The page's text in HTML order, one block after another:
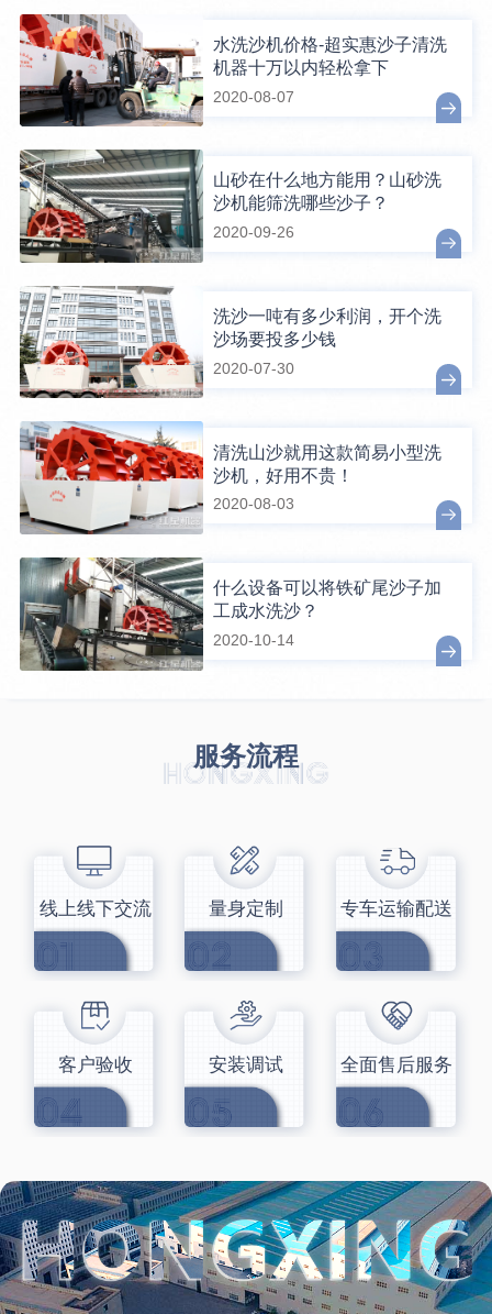
水洗沙机价格-超实惠沙子清洗
机器十万以内轻松拿下
2020-08-07
山砂在什么地方能用？山砂洗
沙机能筛洗哪些沙子？
2020-09-26
洗沙一吨有多少利润，开个洗
沙场要投多少钱
2020-07-30
清洗山沙就用这款简易小型洗
沙机，好用不贵！
2020-08-03
什么设备可以将铁矿尾沙子加
工成水洗沙？
2020-10-14
服务流程
线上线下交流 量身定制 专车运输配送
客户验收 安装调试 全面售后服务